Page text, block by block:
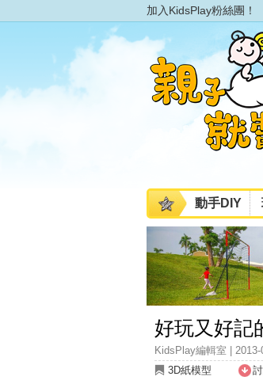
加入KidsPlay粉絲團！
動手DIY
好玩又好記
KidsPlay編輯室 | 2013-
3D紙模型